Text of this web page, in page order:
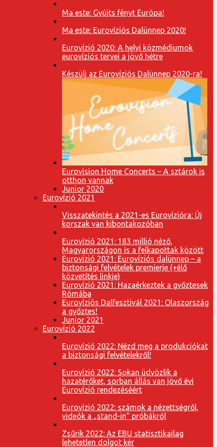
Ma este: Gyújts fényt Európa!
Ma este: Eurovíziós Dalünnep 2020!
Eurovízió 2020: A helyi közmédiumok
eurovíziós tervei a jövő hétre
Készülj az Eurovíziós Dalünnep 2020-ra!
Eurovision Home Concerts – A sztárok is
otthon vannak
Junior 2020
Eurovízió 2021
Visszatekintés a 2021-es Eurovízióra: Új
korszak van kibontakozóban
Eurovízió 2021: 183 millió néző,
Magyarországon is a felkapottak között
Eurovízió 2021: Eurovíziós dalünnep – a
biztonsági felvételek premierje (+élő
közvetítés linkje)
Eurovízió 2021: Hazaérkeztek a győztesek
Rómába
Eurovíziós Dalfesztivál 2021: Olaszország
a győztes!
Junior 2021
Eurovízió 2022
Eurovízió 2022: Nézd meg a produkciókat
a biztonsági felvételekről!
Eurovízió 2022: Sokan üdvözlik a
hazatérőket, sorban állás van jövő évi
Eurovízió rendezéséért
Eurovízió 2022: számok a nézettségről,
videók a „stand-in” próbákról
Zsűrik 2022: Az EBU statisztikailag
lehetetlen dolgot kér